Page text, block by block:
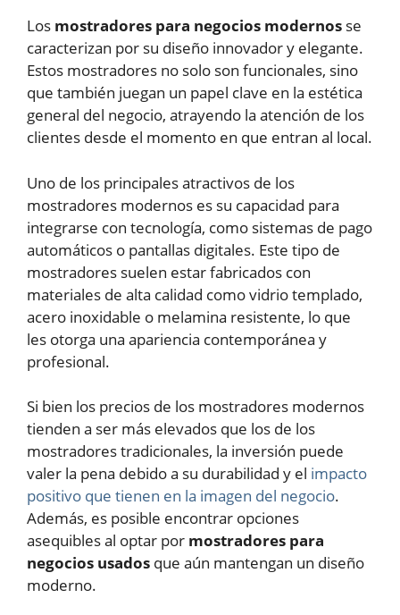
Los mostradores para negocios modernos se
caracterizan por su diseño innovador y elegante.
Estos mostradores no solo son funcionales, sino
que también juegan un papel clave en la estética
general del negocio, atrayendo la atención de los
clientes desde el momento en que entran al local.
Uno de los principales atractivos de los
mostradores modernos es su capacidad para
integrarse con tecnología, como sistemas de pago
automáticos o pantallas digitales. Este tipo de
mostradores suelen estar fabricados con
materiales de alta calidad como vidrio templado,
acero inoxidable o melamina resistente, lo que
les otorga una apariencia contemporánea y
profesional.
Si bien los precios de los mostradores modernos
tienden a ser más elevados que los de los
mostradores tradicionales, la inversión puede
valer la pena debido a su durabilidad y el impacto
positivo que tienen en la imagen del negocio.
Además, es posible encontrar opciones
asequibles al optar por mostradores para
negocios usados que aún mantengan un diseño
moderno.